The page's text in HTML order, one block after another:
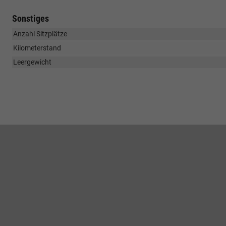
Sonstiges
Anzahl Sitzplätze
Kilometerstand
Leergewicht